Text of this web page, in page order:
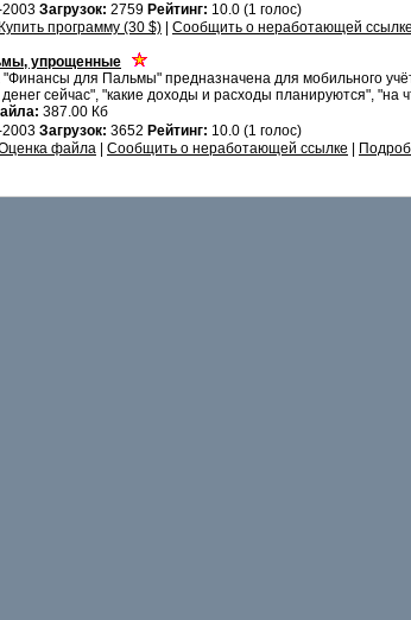
Загрузок: 2759 Рейтинг: 10.0 (1 голос)
Купить программу (30 $) Сообщить о неработающей ссылке
упрощенные
для Пальмы" предназначена для мобильного
сейчас", "какие доходы и расходы планируются", "на
387.00 Кб
Загрузок: 3652 Рейтинг: 10.0 (1 голос)
файла Сообщить о неработающей ссылке